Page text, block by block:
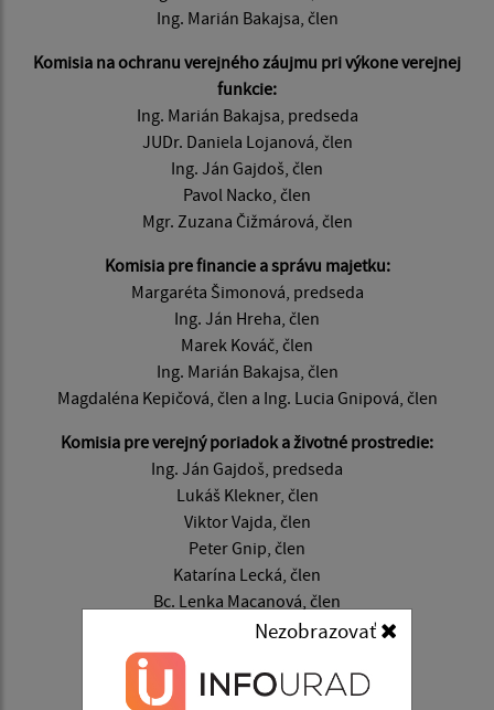
Nezobrazovať
Ing. Marián Bakajsa, člen
Komisia na ochranu verejného záujmu pri výkone verejnej
funkcie:
Ing. Marián Bakajsa, predseda
JUDr. Daniela Lojanová, člen
Ing. Ján Gajdoš, člen
Pavol Nacko, člen
Mgr. Zuzana Čižmárová, člen
Komisia pre financie a správu majetku:
Margaréta Šimonová, predseda
Ing. Ján Hreha, člen
Marek Kováč, člen
Ing. Marián Bakajsa, člen
Magdaléna Kepičová, člen a Ing. Lucia Gnipová, člen
Komisia pre verejný poriadok a životné prostredie:
Ing. Ján Gajdoš, predseda
Lukáš Klekner, člen
Viktor Vajda, člen
Peter Gnip, člen
Katarína Lecká, člen
Bc. Lenka Macanová, člen
Mgr. Zuzana Čižmárová, člen
Komisia pre šport a mládež:
JUDr. Daniela Lojanová, predseda